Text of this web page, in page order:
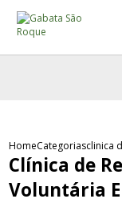
HomeCategoriasclinica
Clínica de
Voluntária